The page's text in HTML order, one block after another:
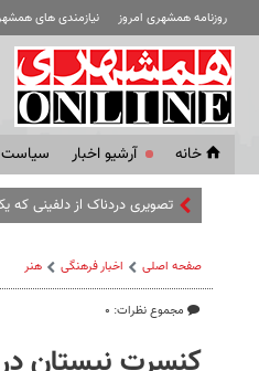
روزنامه همشهری امروز نیازمندی های
خانه آرشیو اخبار سياست
تصویری دردناک از دلفینی
صفحه اصلی اخبار فرهنگی هنر
مجموع نظرات: ۰